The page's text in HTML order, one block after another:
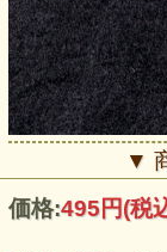
▼
価格:495円(税